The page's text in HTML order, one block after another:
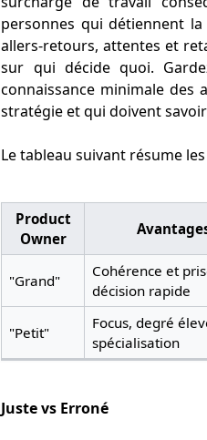
personnes qui détiennent
allers-retours, attentes et
sur qui décide quoi.
connaissance minimale
stratégie et qui doivent
Le tableau suivant résume
Product
Owner
"Grand"
Cohérence et
décision rapide
"Petit"
Focus, degré
spécialisation
Juste vs Erroné